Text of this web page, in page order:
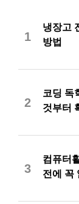
1
냉장고
방법
2
코딩 독
것부터
3
컴퓨터
전에 꼭